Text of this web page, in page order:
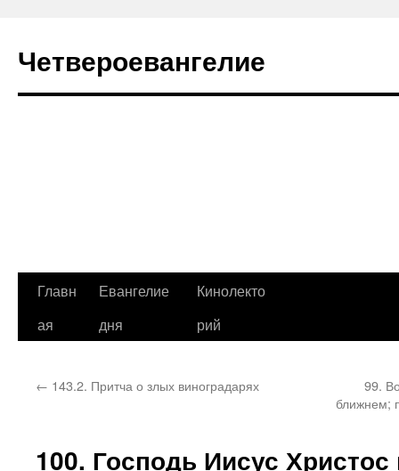
Четвероевангелие
Перейти
Главн
ая
Евангелие
дня
Кинолекто
рий
← 143.2. Притча о злых виноградарях
99.
ближнем;
100. Господь Иисус